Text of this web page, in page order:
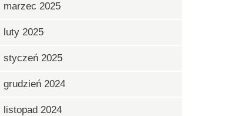
marzec 2025
luty 2025
styczeń 2025
grudzień 2024
listopad 2024